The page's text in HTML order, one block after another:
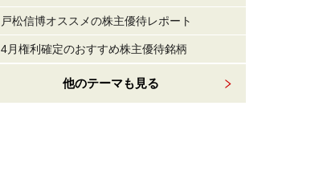
戸松信博オススメの株主優待レポート
4月権利確定のおすすめ株主優待銘柄
他のテーマも見る